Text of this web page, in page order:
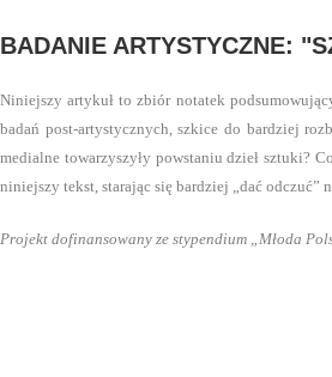
BADANIE ARTYSTYCZNE:
Niniejszy artykuł to zbiór notatek
badań post-artystycznych, szkice do bardziej
medialne towarzyszyły powstaniu dzieł sztuki?
niniejszy tekst, starając się bardziej „dać
Projekt dofinansowany ze stypendium „Młoda